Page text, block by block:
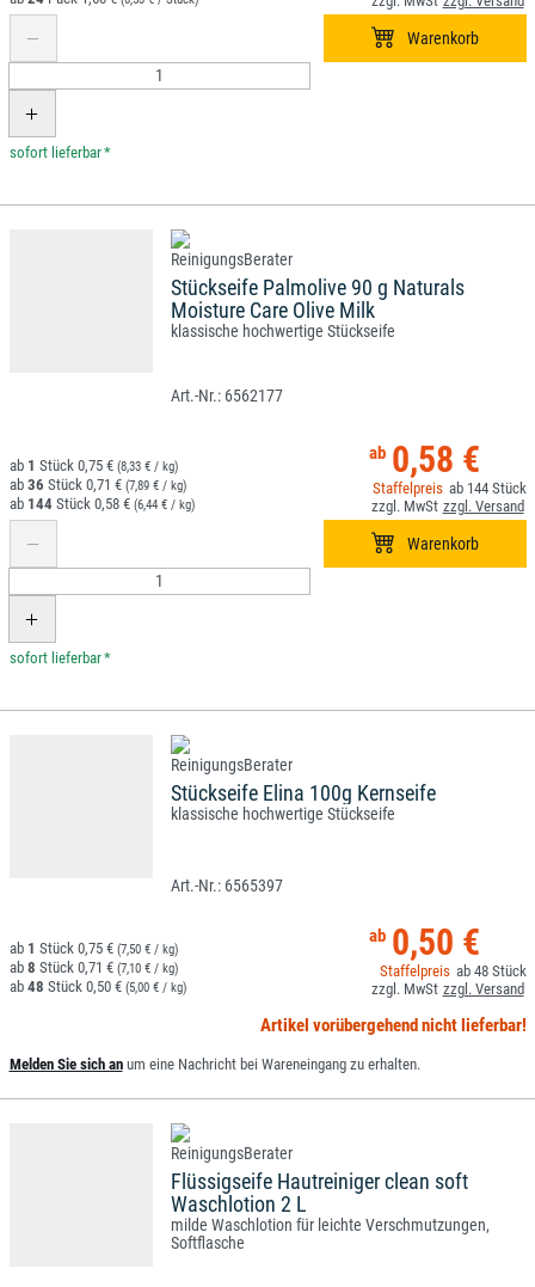
*
Stückseife Palmolive 90 g Naturals
Moisture Care Olive Milk
klassische hochwertige Stückseife
6562177
0,58 €
144
1 0,75 € (8,33 € / kg)
36 0,71 € (7,89 € / kg)
144 0,58 € (6,44 € / kg)
*
Stückseife Elina 100g Kernseife
klassische hochwertige Stückseife
6565397
0,50 €
48
1 0,75 € (7,50 € / kg)
8 0,71 € (7,10 € / kg)
48 0,50 € (5,00 € / kg)
Artikel vorübergehend nicht lieferbar!
Melden Sie sich anum eine Nachricht bei Wareneingang zu erhalten.
Flüssigseife Hautreiniger clean soft
Waschlotion 2 L
milde Waschlotion für leichte Verschmutzungen,
Softflasche